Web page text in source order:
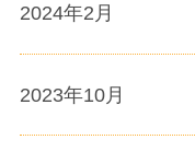
2024年2月
2023年10月